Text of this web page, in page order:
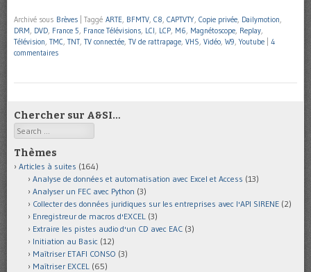
Archivé sous Brèves Taggé ARTE, BFMTV, C8, CAPTVTY, Copie privée, Dailymotion,
DRM, DVD, France 5, France Télévisions, LCI, LCP, M6, Magnétoscope, Replay,
Télévision, TMC, TNT, TV connectée, TV de rattrapage, VHS, Vidéo, W9,Youtube
4
commentaires
Chercher sur A&SI…
Search
Thèmes
Articles à suites (164)
Analyse de données et automatisation avec Excel et Access (13)
Analyser un FEC avec Python (3)
Collecter des données juridiques sur les entreprises avec l'API SIRENE (2)
Enregistreur de macros d'EXCEL (3)
Extraire les pistes audio d'un CD avec EAC (3)
Initiation au Basic (12)
Maîtriser ETAFI CONSO (3)
Maîtriser EXCEL (65)